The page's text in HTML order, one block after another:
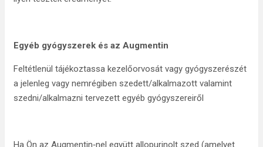
Egyéb gyógyszerek és az Augmentin
Feltétlenül tájékoztassa kezelőorvosát vagy gyógyszerészét
a jelenleg vagy nemrégiben szedett/alkalmazott valamint
szedni/alkalmazni tervezett egyéb gyógyszereiről
Ha Ön az Augmentin‑nel együtt allopurinolt szed (amelyet